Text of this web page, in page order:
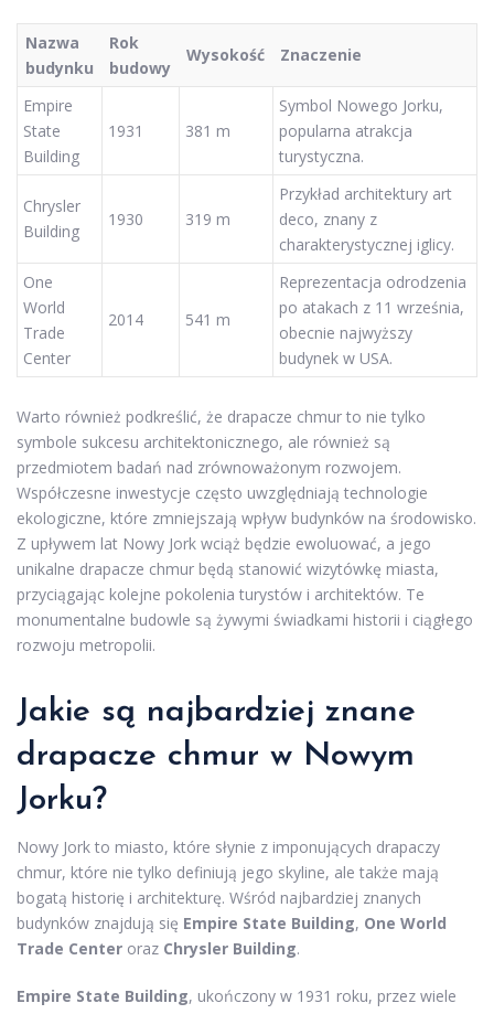
Nazwa
budynku
Rok
budowy
Wysokość Znaczenie
Empire
State
Building
1931 381 m
Symbol Nowego Jorku,
popularna atrakcja
turystyczna.
Chrysler
Building
1930 319 m
Przykład architektury art
deco, znany z
charakterystycznej iglicy.
One
World
Trade
Center
2014 541 m
Reprezentacja odrodzenia
po atakach z 11 września,
obecnie najwyższy
budynek w USA.
Warto również podkreślić, że drapacze chmur to nie tylko
symbole sukcesu architektonicznego, ale również są
przedmiotem badań nad zrównoważonym rozwojem.
Współczesne inwestycje często uwzględniają technologie
ekologiczne, które zmniejszają wpływ budynków na środowisko.
Z upływem lat Nowy Jork wciąż będzie ewoluować, a jego
unikalne drapacze chmur będą stanowić wizytówkę miasta,
przyciągając kolejne pokolenia turystów i architektów. Te
monumentalne budowle są żywymi świadkami historii i ciągłego
rozwoju metropolii.
Jakie są najbardziej znane
drapacze chmur w Nowym
Jorku?
Nowy Jork to miasto, które słynie z imponujących drapaczy
chmur, które nie tylko definiują jego skyline, ale także mają
bogatą historię i architekturę. Wśród najbardziej znanych
budynków znajdują się Empire State Building, One World
Trade Center oraz Chrysler Building.
Empire State Building, ukończony w 1931 roku, przez wiele